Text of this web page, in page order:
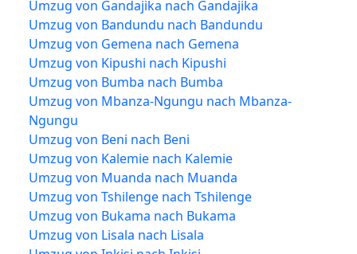
Umzug von Gandajika nach Gandajika
Umzug von Bandundu nach Bandundu
Umzug von Gemena nach Gemena
Umzug von Kipushi nach Kipushi
Umzug von Bumba nach Bumba
Umzug von Mbanza-Ngungu nach Mbanza-
Ngungu
Umzug von Beni nach Beni
Umzug von Kalemie nach Kalemie
Umzug von Muanda nach Muanda
Umzug von Tshilenge nach Tshilenge
Umzug von Bukama nach Bukama
Umzug von Lisala nach Lisala